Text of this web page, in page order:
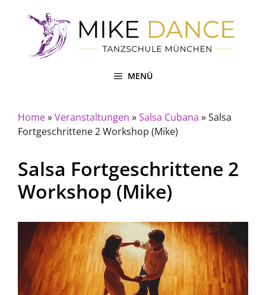
MENÜ
Home»Veranstaltungen »Salsa Cubana »Salsa
Fortgeschrittene 2 Workshop (Mike)
Salsa Fortgeschrittene 2
Workshop (Mike)